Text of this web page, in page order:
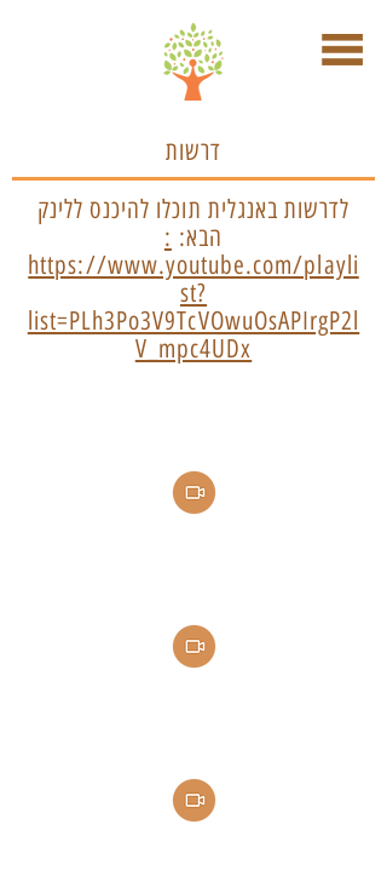
דרשות
לדרשות באנגלית תוכלו להיכנס ללינק
הבא: :
https://www.youtube.com/playli
st?
list=PLh3Po3V9TcVOwuOsAPIrgP2l
V_mpc4UDx